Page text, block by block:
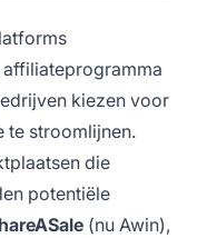
affiliateprogramma
kiezen voor
te stroomlijnen.
die
potentiële
(nu Awin),